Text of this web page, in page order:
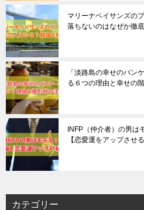
マリーナベイサンズの
落ちないのはなぜか徹
「淡路島の幸せのパン
る６つの理由と幸せの
INFP（仲介者）の男は
【恋愛運をアップさせ
カテゴリー